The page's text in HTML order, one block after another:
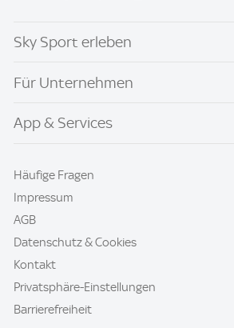
Sky Sport erleben
Für Unternehmen
App & Services
Häufige Fragen
Impressum
AGB
Datenschutz & Cookies
Kontakt
Privatsphäre-Einstellungen
Barrierefreiheit